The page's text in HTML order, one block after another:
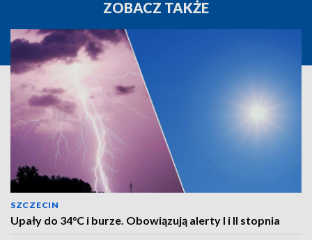
ZOBACZ TAKŻE
SZCZECIN
Upały do 34°C i burze. Obowiązują alerty I i II stopnia